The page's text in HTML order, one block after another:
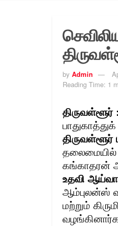
by Admin
Reading Time: 1
திருவள்ளூர் :
தலைமையில்
கங்காதரன்
உதவி
ஆம்புலன்ஸ்
மற்றும்